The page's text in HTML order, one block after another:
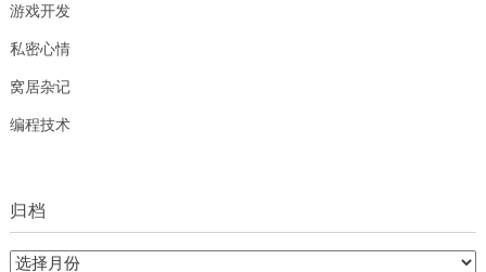
游戏开发
私密心情
窝居杂记
编程技术
归档
归